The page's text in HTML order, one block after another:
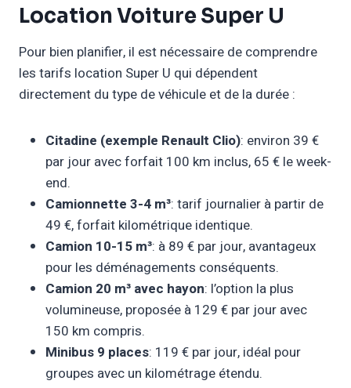
Location Voiture Super U
Pour bien planifier, il est nécessaire de comprendre
les tarifs location Super U qui dépendent
directement du type de véhicule et de la durée :
Citadine (exemple Renault Clio): environ 39 €
par jour avec forfait 100 km inclus, 65 € le week-
end.
Camionnette 3-4 m³: tarif journalier à partir de
49 €, forfait kilométrique identique.
Camion 10-15 m³: à 89 € par jour, avantageux
pour les déménagements conséquents.
Camion 20 m³ avec hayon: l’option la plus
volumineuse, proposée à 129 € par jour avec
150 km compris.
Minibus 9 places: 119 € par jour, idéal pour
groupes avec un kilométrage étendu.